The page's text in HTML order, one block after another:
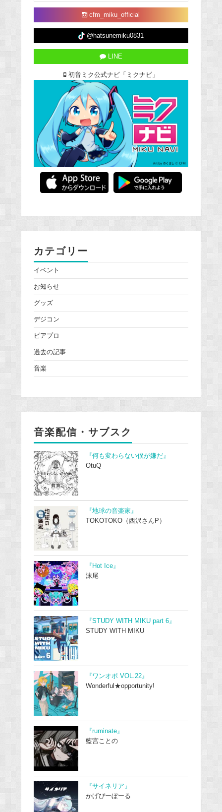
cfm_miku_official
@hatsunemiku0831
LINE
初音ミク公式ナビ「ミクナビ」
カテゴリー
イベント
お知らせ
グッズ
デジコン
ピアプロ
過去の記事
音楽
音楽配信・サブスク
『何も変わらない僕が嫌だ』
OtuQ
『地球の音楽家』
TOKOTOKO（西沢さんP）
『Hot Ice』
沫尾
『STUDY WITH MIKU part 6』
STUDY WITH MIKU
『ワンオポ VOL.22』
Wonderful★opportunity!
『ruminate』
藍宮ことの
『サイネリア』
かげぴーぼーる